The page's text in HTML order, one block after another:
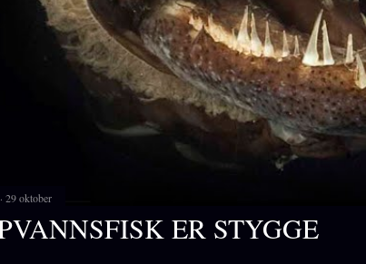
29 oktober
ER STYGGE